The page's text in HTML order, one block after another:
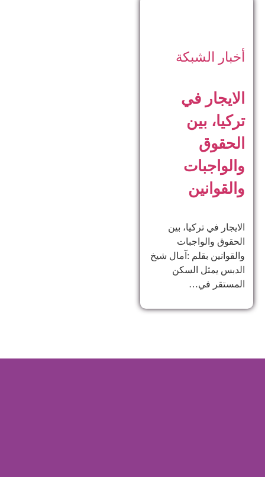
أخبار الشبكة
الايجار في
تركيا، بين
الحقوق
والواجبات
والقوانين
الايجار في تركيا، بين
الحقوق والواجبات
والقوانين بقلم :آمال شيخ
الدبس يمثل السكن
المستقر في…